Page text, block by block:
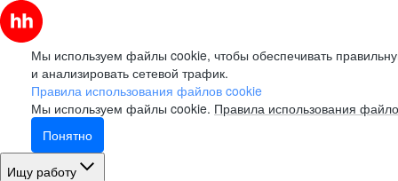
Мы используем файлы cookie, чтобы обеспечивать
и анализировать сетевой трафик.
Правила использования файлов cookie
Мы используем файлы cookie. Правила использования
Понятно
Ищу работу